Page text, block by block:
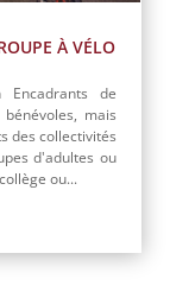
À VÉLO
Encadrants de
mais
des collectivités
d'adultes ou
ou...